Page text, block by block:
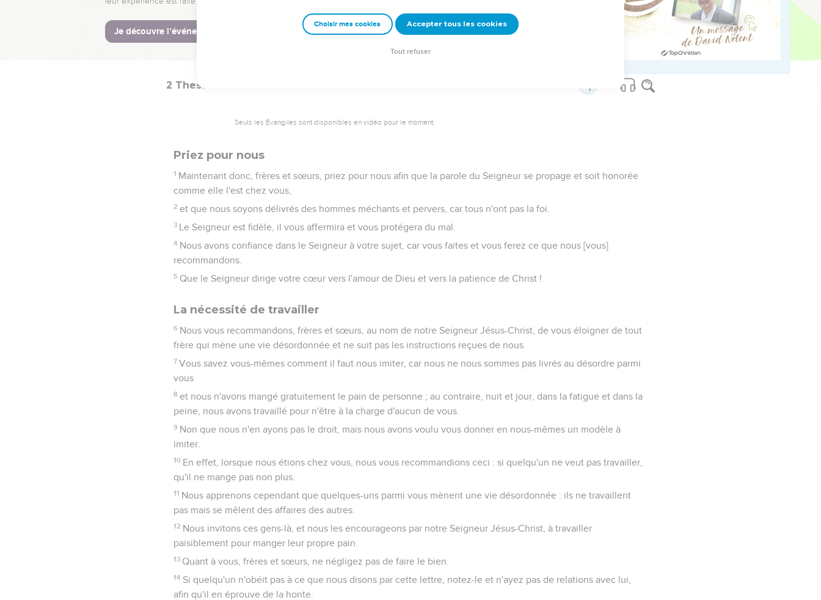
Que notre Seigneur Jésus-Christ lui-même et Dieu notre Père, qui nous a aimés et qui nous a donné par sa
grâce une consolation éternelle et une bonne espérance,
encouragent votre cœur et vous affermissent dans toute bonne œuvre et dans toute bonne parole !
2 Thessaloniciens
Seuls les Évangiles sont disponibles en vidéo pour le moment.
Priez pour nous
1 Maintenant donc, frères et sœurs, priez pour nous afin que la parole du Seigneur se propage et soit honorée
comme elle l'est chez vous,
2 et que nous soyons délivrés des hommes méchants et pervers, car tous n'ont pas la foi.
3 Le Seigneur est fidèle, il vous affermira et vous protégera du mal.
4 Nous avons confiance dans le Seigneur à votre sujet, car vous faites et vous ferez ce que nous [vous]
recommandons.
5 Que le Seigneur dirige votre cœur vers l'amour de Dieu et vers la patience de Christ !
La nécessité de travailler
6 Nous vous recommandons, frères et sœurs, au nom de notre Seigneur Jésus-Christ, de vous éloigner de tout
frère qui mène une vie désordonnée et ne suit pas les instructions reçues de nous.
7 Vous savez vous-mêmes comment il faut nous imiter, car nous ne nous sommes pas livrés au désordre parmi
vous
8 et nous n'avons mangé gratuitement le pain de personne ; au contraire, nuit et jour, dans la fatigue et dans la
peine, nous avons travaillé pour n'être à la charge d'aucun de vous.
9 Non que nous n'en ayons pas le droit, mais nous avons voulu vous donner en nous-mêmes un modèle à
imiter.
10 En effet, lorsque nous étions chez vous, nous vous recommandions ceci : si quelqu'un ne veut pas travailler,
qu'il ne mange pas non plus.
11 Nous apprenons cependant que quelques-uns parmi vous mènent une vie désordonnée : ils ne travaillent
pas mais se mêlent des affaires des autres.
12 Nous invitons ces gens-là, et nous les encourageons par notre Seigneur Jésus-Christ, à travailler
paisiblement pour manger leur propre pain.
13 Quant à vous, frères et sœurs, ne négligez pas de faire le bien.
14 Si quelqu'un n'obéit pas à ce que nous disons par cette lettre, notez-le et n'ayez pas de relations avec lui,
afin qu'il en éprouve de la honte.
Choisir mes cookies Accepter tous les cookies
Tout refuser